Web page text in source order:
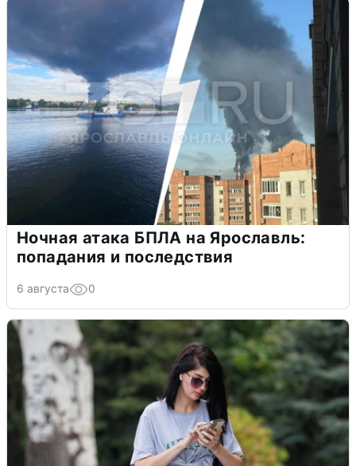
Ночная атака БПЛА на Ярославль:
попадания и последствия
6 августа 0